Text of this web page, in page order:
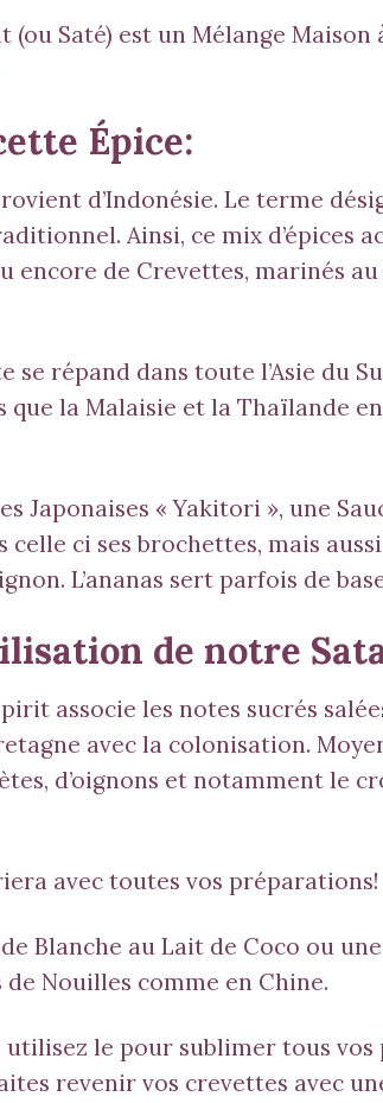
(ou Saté) est un Mélange Maison
Épice:
d’Indonésie. Le terme
Ainsi, ce mix d’épices
encore de Crevettes, marinés au
se répand dans toute l’Asie du
que la Malaisie et la Thaïlande
Japonaises « Yakitori », une
celle ci ses brochettes, mais
L’ananas sert parfois de
de notre
associe les notes sucrés
avec la colonisation.
d’oignons et notamment le
avec toutes vos préparations!
Blanche au Lait de Coco ou
Nouilles comme en Chine.
utilisez le pour sublimer tous
revenir vos crevettes avec